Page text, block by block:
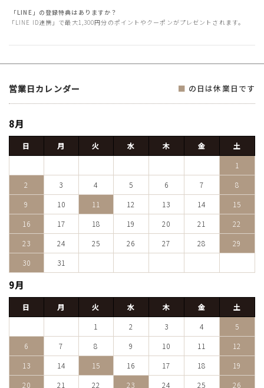
「LINE」の登録特典はありますか？
「LINE ID連携」で最大1,300円分のポイントやクーポンがプレゼントされます。
営業日カレンダー ■ の日は休業日です
8月
日 月 火 水 木 金
土
1
2
3 4 5 6 7
8
9
10 11 12 13 14
15
16
17 18 19 20 21
22
23
24 25 26 27 28
29
30
31
9月
日 月 火 水 木 金
土
1
2 3 4
5
6
7 8 9 10 11
12
13
14 15 16 17 18
19
20
21 22 23 24 25
26